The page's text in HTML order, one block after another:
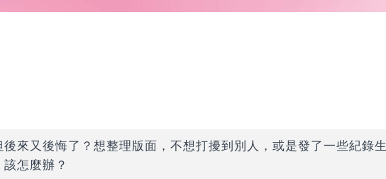
來又後悔了？想整理版面，不想打擾到別人，或是發了一些紀錄生
怎麼辦？